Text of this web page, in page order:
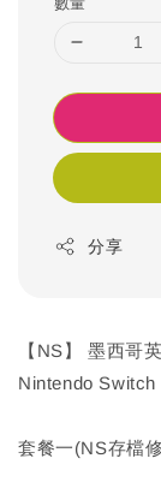
分享
【NS】 墨西哥
Nintendo Switch
套餐一(NS存檔